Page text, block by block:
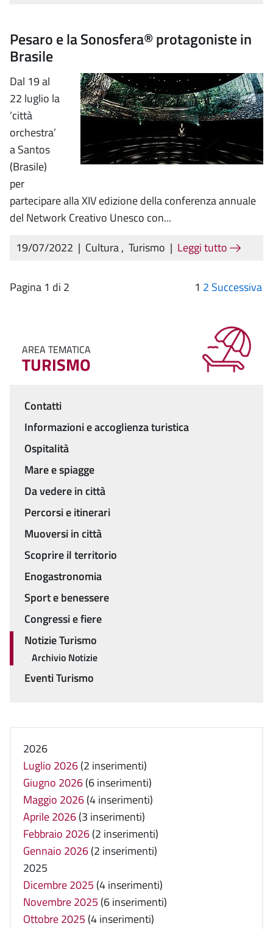
Pesaro e la Sonosfera® protagoniste in
Brasile
Dal 19 al
22 luglio la
‘città
orchestra’
a Santos
(Brasile)
per
partecipare alla XIV edizione della conferenza annuale
del Network Creativo Unesco con...
19/07/2022 | Cultura, Turismo | Leggi tutto
Pagina 1 di 2 1 2 Successiva
AREA TEMATICA
TURISMO
Menu
Contatti
Informazioni e accoglienza turistica
Ospitalità
Mare e spiagge
Da vedere in città
Percorsi e itinerari
Muoversi in città
Scoprire il territorio
Enogastronomia
Sport e benessere
Congressi e fiere
Notizie Turismo
Archivio Notizie
Eventi Turismo
2026
Luglio 2026(2 inserimenti)
Giugno 2026(6 inserimenti)
Maggio 2026(4 inserimenti)
Aprile 2026(3 inserimenti)
Febbraio 2026(2 inserimenti)
Gennaio 2026(2 inserimenti)
2025
Dicembre 2025 (4 inserimenti)
Novembre 2025 (6 inserimenti)
Ottobre 2025 (4 inserimenti)